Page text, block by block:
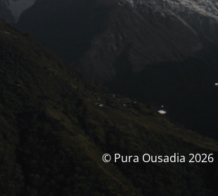
© Pura Ousadia 2026